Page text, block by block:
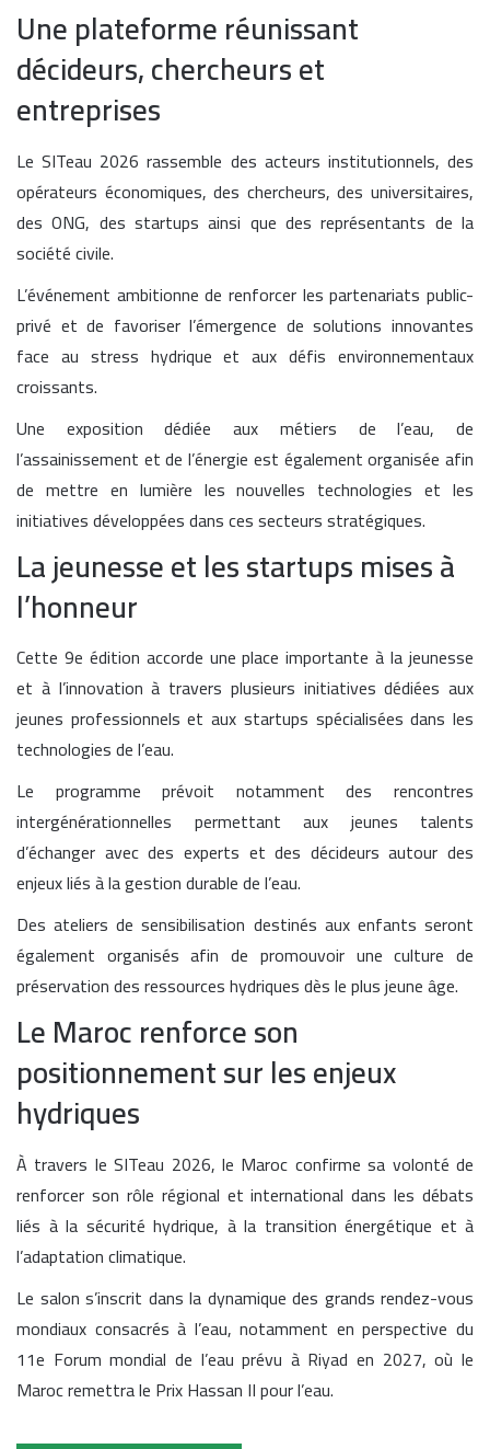
Une plateforme réunissant
décideurs, chercheurs et
entreprises
Le SITeau 2026 rassemble des acteurs institutionnels, des
opérateurs économiques, des chercheurs, des universitaires,
des ONG, des startups ainsi que des représentants de la
société civile.
L’événement ambitionne de renforcer les partenariats public-
privé et de favoriser l’émergence de solutions innovantes
face au stress hydrique et aux défis environnementaux
croissants.
Une exposition dédiée aux métiers de l’eau, de
l’assainissement et de l’énergie est également organisée afin
de mettre en lumière les nouvelles technologies et les
initiatives développées dans ces secteurs stratégiques.
La jeunesse et les startups mises à
l’honneur
Cette 9e édition accorde une place importante à la jeunesse
et à l’innovation à travers plusieurs initiatives dédiées aux
jeunes professionnels et aux startups spécialisées dans les
technologies de l’eau.
Le programme prévoit notamment des rencontres
intergénérationnelles permettant aux jeunes talents
d’échanger avec des experts et des décideurs autour des
enjeux liés à la gestion durable de l’eau.
Des ateliers de sensibilisation destinés aux enfants seront
également organisés afin de promouvoir une culture de
préservation des ressources hydriques dès le plus jeune âge.
Le Maroc renforce son
positionnement sur les enjeux
hydriques
À travers le SITeau 2026, le Maroc confirme sa volonté de
renforcer son rôle régional et international dans les débats
liés à la sécurité hydrique, à la transition énergétique et à
l’adaptation climatique.
Le salon s’inscrit dans la dynamique des grands rendez-vous
mondiaux consacrés à l’eau, notamment en perspective du
11e Forum mondial de l’eau prévu à Riyad en 2027, où le
Maroc remettra le Prix Hassan II pour l’eau.